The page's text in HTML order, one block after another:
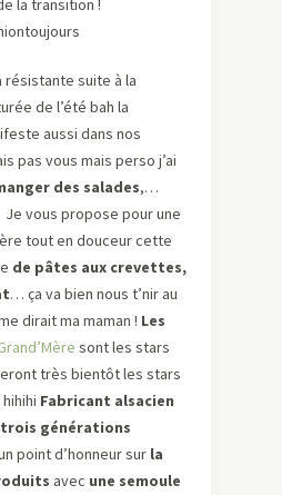
la transition !
résistante suite à la
de l’été bah la
aussi dans nos
pas vous mais perso j’ai
des salades,…
Je vous propose pour une
tout en douceur cette
de pâtes aux crevettes,
… ça va bien nous t’nir au
dirait ma maman ! Les
sont les stars
très bientôt les stars
Fabricant alsacien
générations
point d’honneur sur la
avec une semoule